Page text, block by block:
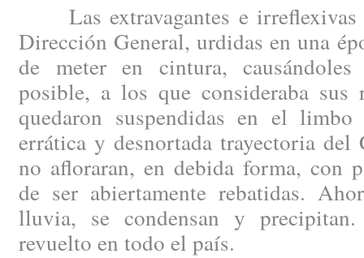
Las extravagantes e irreflexivas
Dirección General, urdidas en una
de meter en cintura,
posible, a los que consideraba sus
quedaron suspendidas en el
errática y desnortada trayectoria
no afloraran, en debida forma, con
de ser abiertamente rebatidas.
lluvia, se condensan y
revuelto en todo el país.